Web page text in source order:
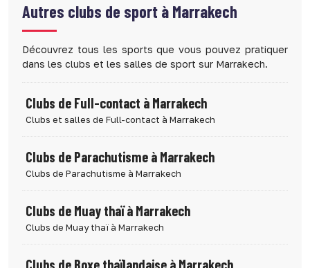
Autres clubs de sport à Marrakech
Découvrez tous les sports que vous pouvez pratiquer
dans les clubs et les salles de sport sur Marrakech.
Clubs de Full-contact à Marrakech
Clubs et salles de Full-contact à Marrakech
Clubs de Parachutisme à Marrakech
Clubs de Parachutisme à Marrakech
Clubs de Muay thaï à Marrakech
Clubs de Muay thaï à Marrakech
Clubs de Boxe thaïlandaise à Marrakech